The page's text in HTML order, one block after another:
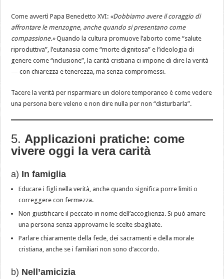
Come avvertì Papa Benedetto XVI: «Dobbiamo avere il coraggio di
affrontare le menzogne, anche quando si presentano come
compassione.»Quando la cultura promuove l’aborto come “salute
riproduttiva”, l’eutanasia come “morte dignitosa” e l’ideologia di
genere come “inclusione”, la carità cristiana ci impone di dire la verità
— con chiarezza e tenerezza, ma senza compromessi.
Tacere la verità per risparmiare un dolore temporaneo è come vedere
una persona bere veleno e non dire nulla per non “disturbarla”.
5. Applicazioni pratiche: come
vivere oggi la vera carità
a) In famiglia
Educare i figli nella verità, anche quando significa porre limiti o
correggere con fermezza.
Non giustificare il peccato in nome dell’accoglienza. Si può amare
una persona senza approvarne le scelte sbagliate.
Parlare chiaramente della fede, dei sacramenti e della morale
cristiana, anche se i familiari non sono d’accordo.
b) Nell’amicizia